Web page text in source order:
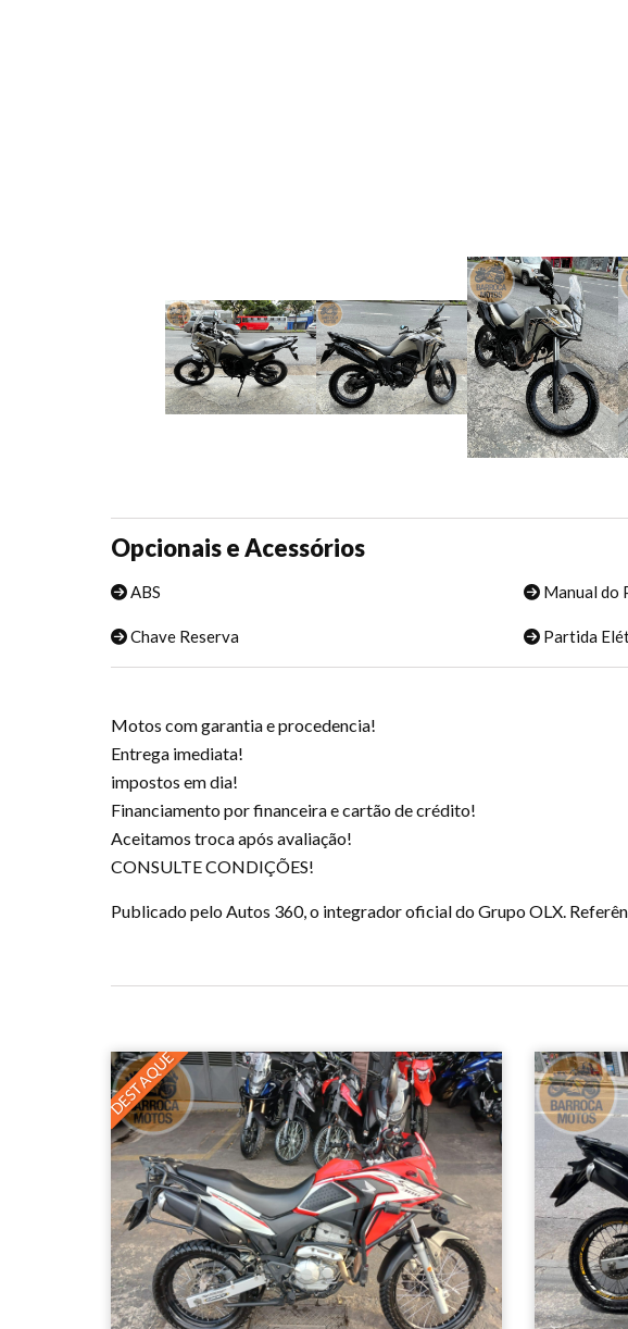
Opcionais e Acessórios
ABS
Chave Reserva
Manual do
Partida
Motos com garantia e procedencia!
Entrega imediata!
impostos em dia!
Financiamento por financeira e cartão de crédito!
Aceitamos troca após avaliação!
CONSULTE CONDIÇÕES!
Publicado pelo Autos 360, o integrador oficial do Grupo OLX.
DESTAQUE